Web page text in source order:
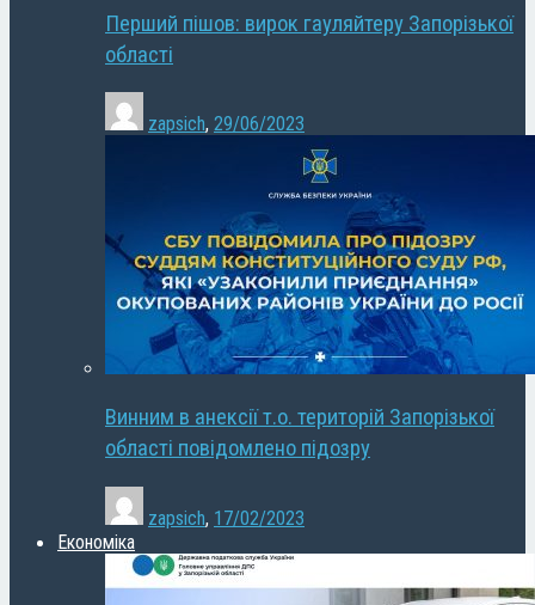
Перший пішов: вирок гауляйтеру Запорізької
області
zapsich, 29/06/2023
Винним в анексії т.о. територій Запорізької
області повідомлено підозру
zapsich, 17/02/2023
Економіка